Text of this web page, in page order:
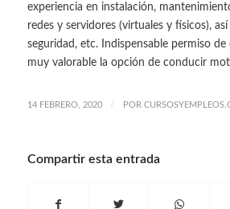
experiencia en instalación,
redes y servidores (virtuales y físicos),
seguridad, etc. Indispensable permiso
muy valorable la opción de conducir
14 FEBRERO, 2020 / POR
Compartir esta entrada